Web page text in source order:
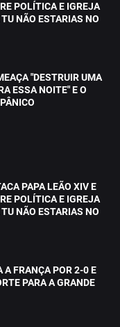
POLÍTICA E IGREJA
NÃO ESTARIAS NO
"DESTRUIR UMA
ESSA NOITE" E O
PAPA LEÃO XIV E
POLÍTICA E IGREJA
NÃO ESTARIAS NO
FRANÇA POR 2-0 E
PARA A GRANDE